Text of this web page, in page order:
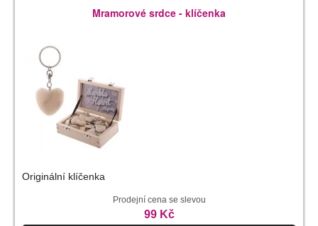
Mramorové srdce - klíčenka
Originální klíčenka
Prodejní cena se slevou
99 Kč